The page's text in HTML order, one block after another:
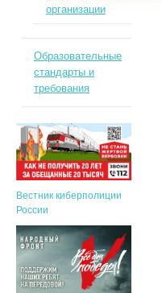
организации
Образовательные
стандарты и
требования
Вестник киберполиции
России